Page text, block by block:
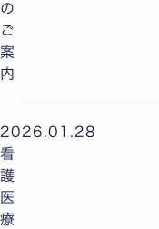
の
ご
案
内
2026.01.28
看
護
医
療